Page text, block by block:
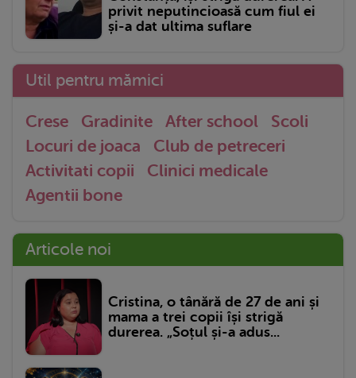
privit neputincioasă cum fiul ei
și-a dat ultima suflare
Util pentru mămici
Crese Gradinite After school
Scoli
Locuri de joaca
Club de petreceri
Activitati copii
Clinici medicale
Agentii bone
Articole noi
Cristina, o tânără de 27 de ani și
mama a trei copii își strigă
durerea. „Soțul și-a adus...